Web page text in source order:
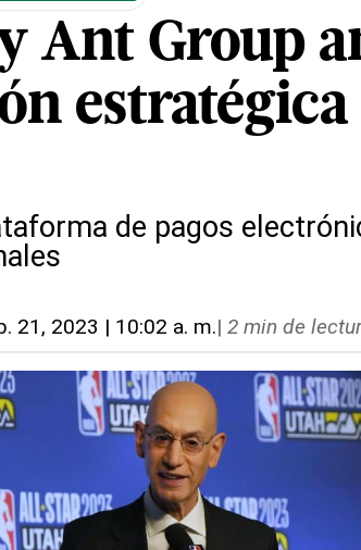
Ant Group
de pagos
21, 2023 | 10:02 a. m.| 2 min de